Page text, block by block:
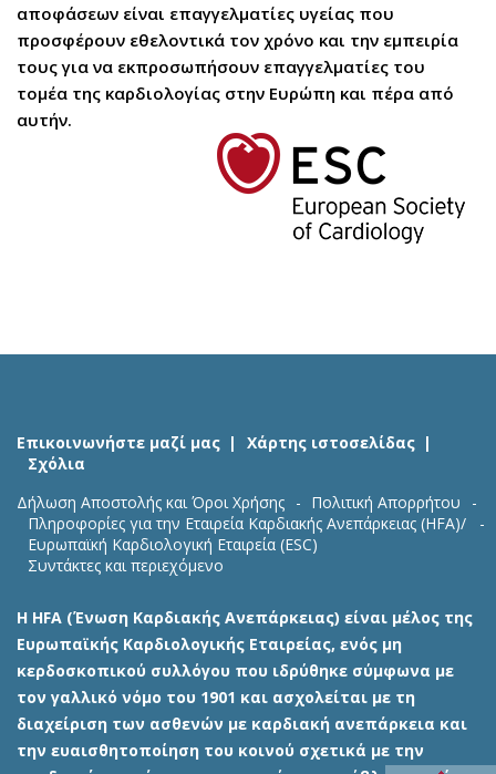
αποφάσεων είναι επαγγελματίες υγείας που
προσφέρουν εθελοντικά τον χρόνο και την εμπειρία
τους για να εκπροσωπήσουν επαγγελματίες του
τομέα της καρδιολογίας στην Ευρώπη και πέρα από
αυτήν.
Επικοινωνήστε μαζί μας
Χάρτης ιστοσελίδας
Σχόλια
Δήλωση Αποστολής και Όροι Χρήσης
Πολιτική Απορρήτου
Πληροφορίες για την Εταιρεία Καρδιακής Ανεπάρκειας (HFA)/
Ευρωπαϊκή Καρδιολογική Εταιρεία (ESC)
Συντάκτες και περιεχόμενο
Η HFA (Ένωση Καρδιακής Ανεπάρκειας) είναι μέλος της
Ευρωπαϊκής Καρδιολογικής Εταιρείας, ενός μη
κερδοσκοπικού συλλόγου που ιδρύθηκε σύμφωνα με
τον γαλλικό νόμο του 1901 και ασχολείται με τη
διαχείριση των ασθενών με καρδιακή ανεπάρκεια και
την ευαισθητοποίηση του κοινού σχετικά με την